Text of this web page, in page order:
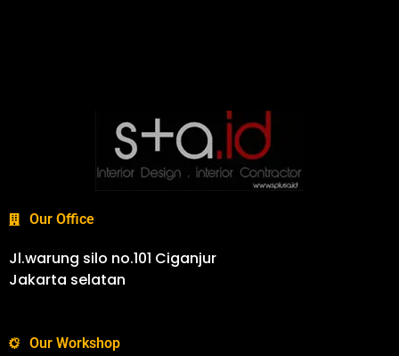
Our Office
Jl.warung silo no.101 Ciganjur
Jakarta selatan
Our Workshop